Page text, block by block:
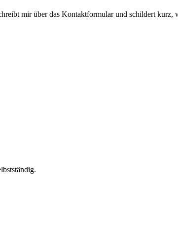
mir über das Kontaktformular und schildert kurz,